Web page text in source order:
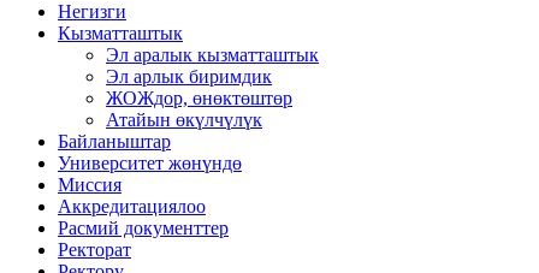
Негизги
Кызматташтык
Эл аралык кызматташтык
Эл арлык биримдик
ЖОЖдор, өнөктөштөр
Атайын өкүлчүлүк
Байланыштар
Университет жөнүндө
Миссия
Аккредитациялоо
Расмий документтер
Ректорат